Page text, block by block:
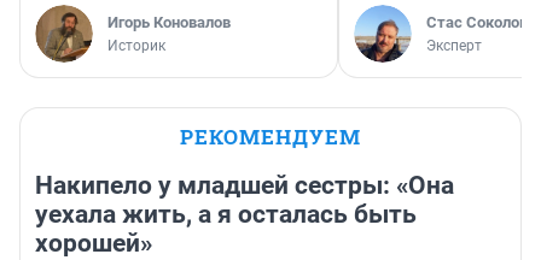
Игорь Коновалов
Историк
Стас Соколов
Эксперт
РЕКОМЕНДУЕМ
Накипело у младшей сестры: «Она
уехала жить, а я осталась быть
хорошей»